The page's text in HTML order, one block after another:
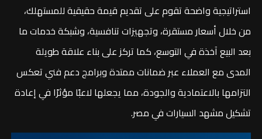
استراتيجية واضحة تقوم على تقديم قيمة حقيقية للمستهلك،
من خلال أسعار مستقرة، وتجهيزات تنافسية، وشبكة خدمات ما
بعد البيع آخذة في التوسع، كما تركز على بناء علاقة طويلة
المدى مع العملاء عبر ضمانات ممتدة وبرامج دعم فني تعكس
التزامها بالاعتمادية والجودة، مما يجعلها لاعبًا مؤثرًا في إعادة
تشكيل مشهد السيارات في مصر.